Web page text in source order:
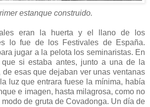
estanque construido.
eran la huerta y el llano de los
lo fue de los Festivales de España.
jugar a la pelota los seminaristas. En
que si estaba antes, junto a una de la
de esas que dejaban ver unas ventanas
luz que entrara fuese la mínima, había
e imagen, hasta milagrosa, como no
de gruta de Covadonga. Un día de